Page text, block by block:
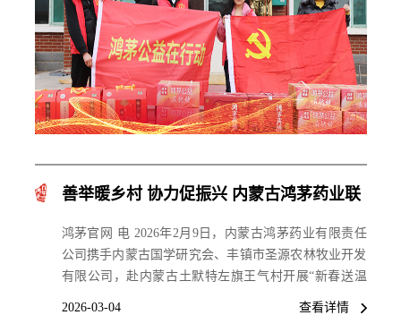
善举暖乡村 协力促振兴 内蒙古鸿茅药业联
鸿茅官网 电 2026年2月9日，内蒙古鸿茅药业有限责任
公司携手内蒙古国学研究会、丰镇市圣源农林牧业开发
有限公司，赴内蒙古土默特左旗王气村开展“新春送温
暖”慰问活动，为当地部分困难群众送上节日问候与生
查看详情
2026-03-04